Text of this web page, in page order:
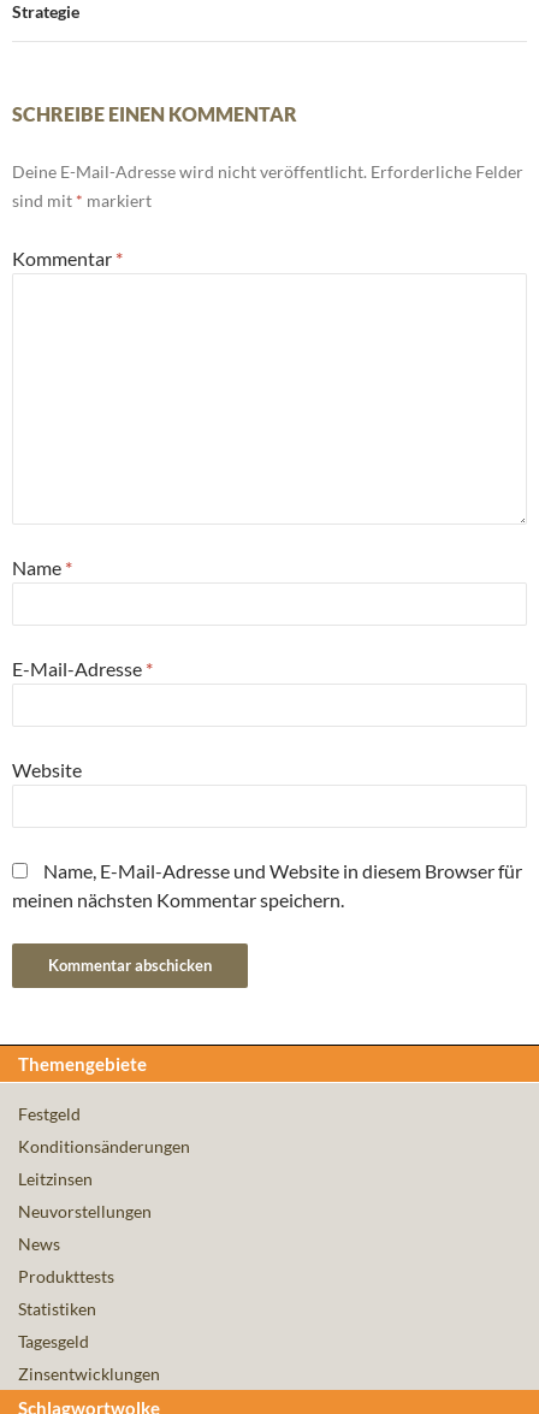
Strategie
SCHREIBE EINEN KOMMENTAR
Deine E-Mail-Adresse wird nicht veröffentlicht. Erforderliche Felder
sind mit * markiert
Kommentar *
Name *
E-Mail-Adresse *
Website
Name, E-Mail-Adresse und Website in diesem Browser für
meinen nächsten Kommentar speichern.
Themengebiete
Festgeld
Konditionsänderungen
Leitzinsen
Neuvorstellungen
News
Produkttests
Statistiken
Tagesgeld
Zinsentwicklungen
Schlagwortwolke